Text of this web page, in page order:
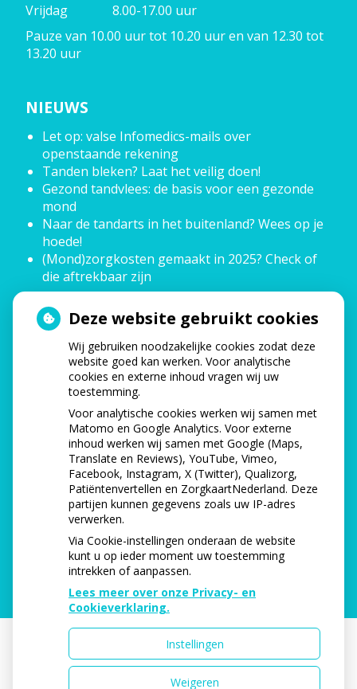
Vrijdag 8.00-17.00 uur
Pauze van 10.00 uur tot 10.20 uur en van 12.30 tot
13.20 uur
NIEUWS
Let op: valse Infomedics-mails over
openstaande rekening
Tanden bleken? Laat het veilig doen!
Gezond tandvlees: de basis voor een gezonde
mond
Naar de tandarts in het buitenland? Wees op je
hoede!
(Mond)zorgkosten gemaakt in 2025? Check of
die aftrekbaar zijn
HOE GEZOND IS JE MOND?
Uw Zorg Online|Beheer
Deze website gebruikt cookies
Wij gebruiken noodzakelijke cookies zodat deze
website goed kan werken. Voor analytische
cookies en externe inhoud vragen wij uw
toestemming.
Voor analytische cookies werken wij samen met
Matomo en Google Analytics. Voor externe
inhoud werken wij samen met Google (Maps,
Translate en Reviews), YouTube, Vimeo,
Facebook, Instagram, X (Twitter), Qualizorg,
Patiëntenvertellen en ZorgkaartNederland. Deze
partijen kunnen gegevens zoals uw IP-adres
verwerken.
Via Cookie-instellingen onderaan de website
kunt u op ieder moment uw toestemming
intrekken of aanpassen.
Lees meer over onze Privacy- en
Cookieverklaring.
Instellingen
Weigeren